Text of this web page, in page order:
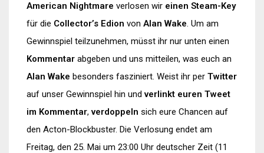
American Nightmare verlosen wir einen Steam-Key
für die Collector’s Edion von Alan Wake. Um am
Gewinnspiel teilzunehmen, müsst ihr nur unten einen
Kommentar abgeben und uns mitteilen, was euch an
Alan Wake besonders fasziniert. Weist ihr per Twitter
auf unser Gewinnspiel hin undverlinkt euren Tweet
im Kommentar,verdoppeln sich eure Chancen auf
den Acton-Blockbuster. Die Verlosung endet am
Freitag, den 25. Mai um 23:00 Uhr deutscher Zeit (11